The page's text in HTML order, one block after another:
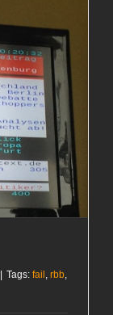
Tags: fail , rbb,